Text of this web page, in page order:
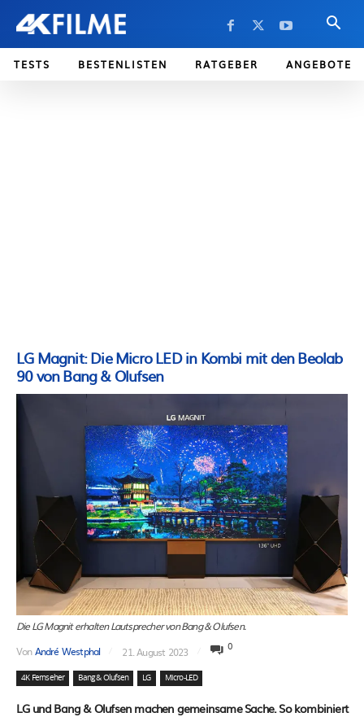
TESTS BESTENLISTEN RATGEBER ANGEBOTE
LG Magnit: Die Micro LED in Kombi mit den Beolab
90 von Bang & Olufsen
Die LG Magnit erhalten Lautsprecher von Bang & Olufsen.
VonAndré Westphal 21. August 2023 0
4K Fernseher Bang & Olufsen LG Micro-LED
LG und Bang & Olufsen machen gemeinsame Sache. So kombiniert